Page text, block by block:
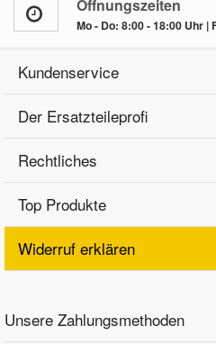
Öffnungszeiten
Mo - Do: 8:00 - 18:00 Uhr |
Kundenservice
Der Ersatzteileprofi
Rechtliches
Top Produkte
Widerruf erklären
Unsere Zahlungsmethoden